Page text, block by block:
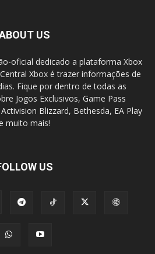
US
oficial dedicado a plataforma Xbox
Xbox é trazer informações de
Fique por dentro de todas as
Jogos Exclusivos, Game Pass
Blizzard, Bethesda, EA Play
muito mais!
US